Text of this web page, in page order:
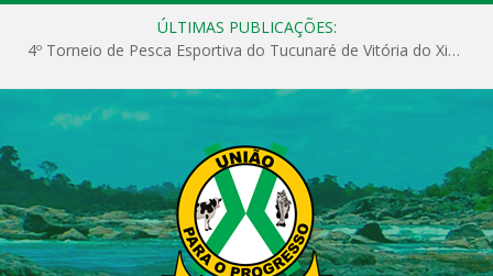
ÚLTIMAS PUBLICAÇÕES:
4º Torneio de Pesca Esportiva do Tucunaré de Vitória do Xingu